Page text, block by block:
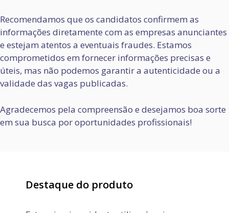
Recomendamos que os candidatos confirmem as
informações diretamente com as empresas anunciantes
e estejam atentos a eventuais fraudes. Estamos
comprometidos em fornecer informações precisas e
úteis, mas não podemos garantir a autenticidade ou a
validade das vagas publicadas.
Agradecemos pela compreensão e desejamos boa sorte
em sua busca por oportunidades profissionais!
Destaque do produto